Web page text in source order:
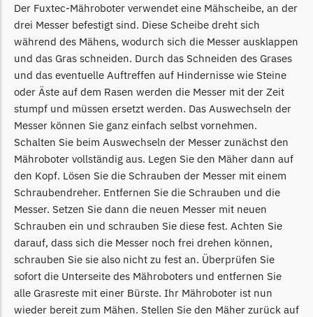
Begrenzungsdraht
Medion
Medion Messer
Begrenzungsdraht
Mountfield
Mountfield Messer
Mowox
Begrenzungsdraht
MTD
MTD Messer
Begrenzungsdraht
Der Fuxtec-Mähroboter verwendet eine Mähscheibe, an der
drei Messer befestigt sind. Diese Scheibe dreht sich
während des Mähens, wodurch sich die Messer ausklappen
und das Gras schneiden. Durch das Schneiden des Grases
und das eventuelle Auftreffen auf Hindernisse wie Steine
oder Äste auf dem Rasen werden die Messer mit der Zeit
stumpf und müssen ersetzt werden. Das Auswechseln der
Messer können Sie ganz einfach selbst vornehmen.
Schalten Sie beim Auswechseln der Messer zunächst den
Mähroboter vollständig aus. Legen Sie den Mäher dann auf
den Kopf. Lösen Sie die Schrauben der Messer mit einem
Schraubendreher. Entfernen Sie die Schrauben und die
Messer. Setzen Sie dann die neuen Messer mit neuen
Schrauben ein und schrauben Sie diese fest. Achten Sie
darauf, dass sich die Messer noch frei drehen können,
schrauben Sie sie also nicht zu fest an. Überprüfen Sie
sofort die Unterseite des Mähroboters und entfernen Sie
alle Grasreste mit einer Bürste. Ihr Mähroboter ist nun
wieder bereit zum Mähen. Stellen Sie den Mäher zurück auf